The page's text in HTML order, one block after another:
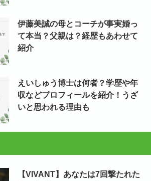
伊藤美誠の母とコーチが事実婚っ
て本当？父親は？経歴もあわせて
紹介
えいしゅう博士は何者？学歴や年
収などプロフィールを紹介！うざ
いと思われる理由も
【VIVANT】あなたは7回撃たれた